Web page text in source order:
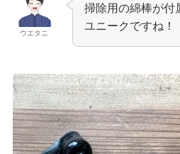
ウエタニ
掃除用の綿棒が付
ユニークですね！